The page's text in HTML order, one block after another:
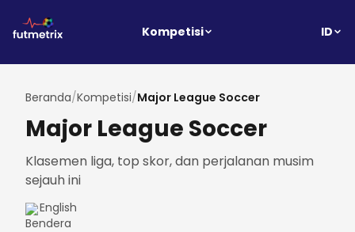
Kompetisi ID
Beranda/Kompetisi/Major League Soccer
Major League Soccer
Klasemen liga, top skor, dan perjalanan musim
sejauh ini
English